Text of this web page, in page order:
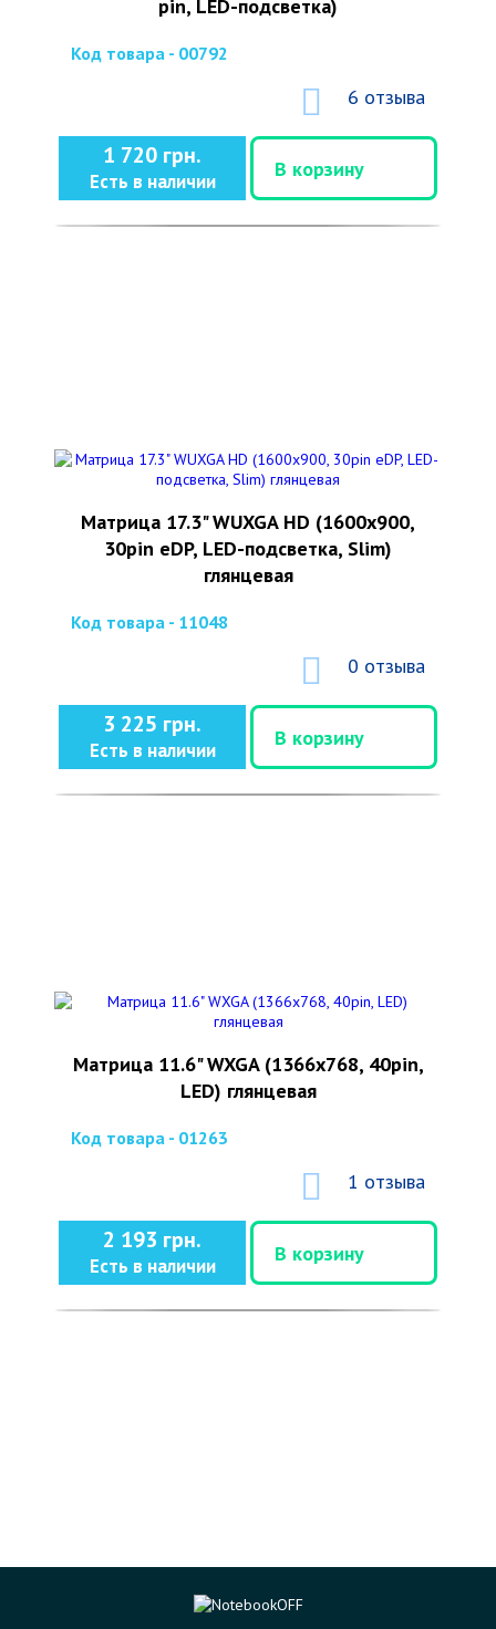
pin, LED-подсветка)
Код товара - 00792
6 отзыва
1 720 грн.
Есть в наличии
В корзину
Матрица 17.3" WUXGA HD (1600x900,
30pin eDP, LED-подсветка, Slim)
глянцевая
Код товара - 11048
0 отзыва
3 225 грн.
Есть в наличии
В корзину
Матрица 11.6" WXGA (1366x768, 40pin,
LED) глянцевая
Код товара - 01263
1 отзыва
2 193 грн.
Есть в наличии
В корзину